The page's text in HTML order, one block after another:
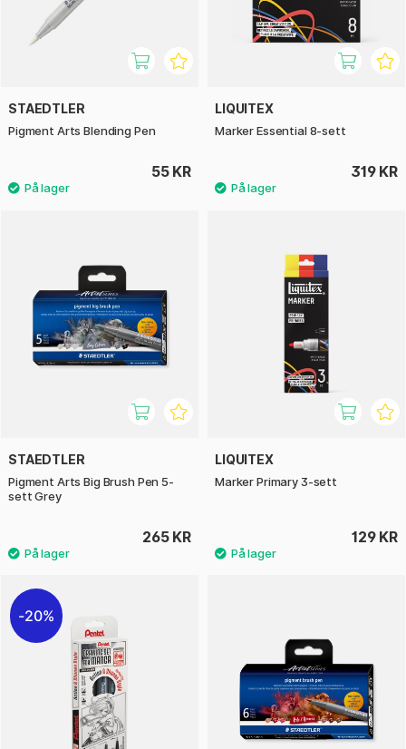
STAEDTLER
Pigment Arts Blending Pen
55 KR
LIQUITEX
Marker Essential 8-sett
319 KR
STAEDTLER
Pigment Arts Big Brush Pen 5-
sett Grey
265 KR
LIQUITEX
Marker Primary 3-sett
129 KR
20%